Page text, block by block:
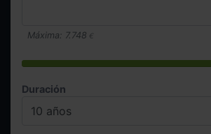
Máxima: 7.748 €
Duración